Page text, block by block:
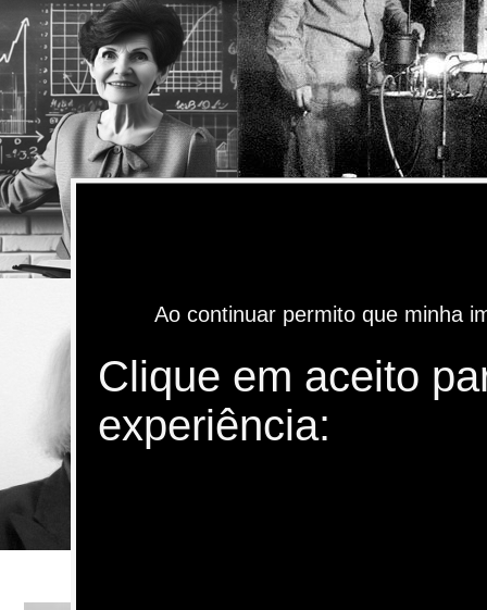
Ao continuar permito que minha
Clique em aceito
experiência: